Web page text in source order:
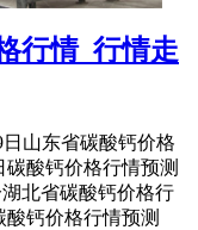
行情_行情走
日山东省碳酸钙价格
碳酸钙价格行情预测
湖北省碳酸钙价格行
酸钙价格行情预测